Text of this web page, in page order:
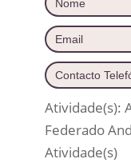
Atividade(s):
Federado
Atividade(s)